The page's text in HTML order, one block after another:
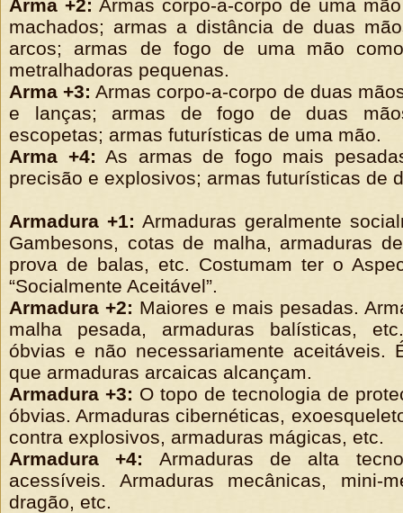
Arma +2: Armas corpo-a-corpo de uma
machados; armas a distância de duas
arcos; armas de fogo de uma mão
metralhadoras pequenas.
Arma +3: Armas corpo-a-corpo de duas
e lanças; armas de fogo de duas
escopetas; armas futurísticas de uma mão.
Arma +4: As armas de fogo mais
precisão e explosivos; armas futurísticas de
Armadura +1: Armaduras geralmente
Gambesons, cotas de malha, armaduras
prova de balas, etc. Costumam ter o
“Socialmente Aceitável”.
Armadura +2: Maiores e mais pesadas.
malha pesada, armaduras balísticas,
óbvias e não necessariamente aceitáveis.
que armaduras arcaicas alcançam.
Armadura +3: O topo de tecnologia de
óbvias. Armaduras cibernéticas,
contra explosivos, armaduras mágicas, etc.
Armadura +4:
Armaduras de alta
acessíveis. Armaduras mecânicas, mini-
dragão, etc.